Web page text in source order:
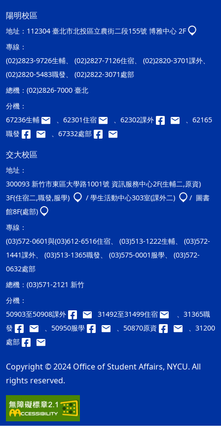
陽明校區
地址： 112304 臺北市北投區立農街二段155號 博雅中心 2F
專線：
(02)2823-9726生輔、 (02)2827-7126住宿、 (02)2820-3701課外、
(02)2820-5483職發、 (02)2822-3071處部
總機： (02)2826-7000 臺北
分機：
67236生輔
、62301住宿 、62302課外
、62165
職發
、67332處部
交大校區
地址：
300093 新竹市東區大學路1001號 資訊服務中心2F(生輔二,原資)
3F(住宿二,職發,服學)
/ 學生活動中心303室(課外二)
/ 圖書
館8F(處部)
專線：
(03)572-0601與(03)612-6516住宿、 (03)513-1222生輔、 (03)572-
1441課外、 (03)513-1365職發、 (03)575-0001服學、 (03)572-
0632處部
總機： (03)571-2121 新竹
分機：
50903至50908課外
31492至31499住宿
、31365職
發
、50950服學 、50870原資
、31200
處部
Copyright © 2024 Office of Student Affairs, NYCU. All
rights reserved.